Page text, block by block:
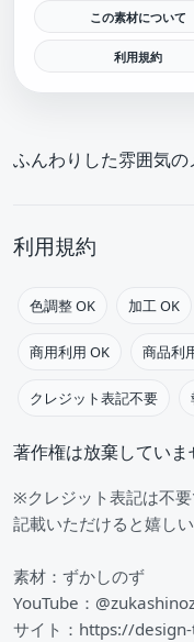
この素材について
利用規約
ふんわりした雰囲気
利用規約
色調整 OK 加工 OK
商用利用 OK 商品利
クレジット表記不要
著作権は放棄していま
※クレジット表記は不
記載いただけると嬉しい
素材：ずかしのず
YouTube：
サイト：https://